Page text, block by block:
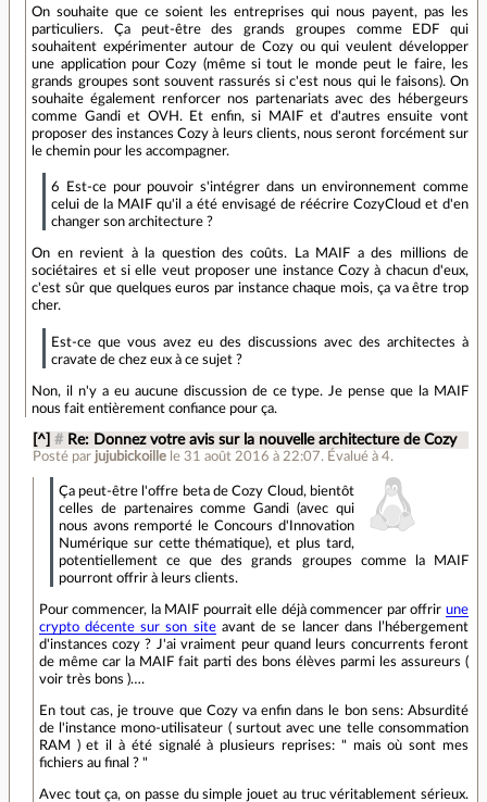
On souhaite que ce soient les entreprises qui nous payent, pas les
particuliers. Ça peut-être des grands groupes comme EDF qui
souhaitent expérimenter autour de Cozy ou qui veulent développer
une application pour Cozy (même si tout le monde peut le faire, les
grands groupes sont souvent rassurés si c'est nous qui le faisons). On
souhaite également renforcer nos partenariats avec des hébergeurs
comme Gandi et OVH. Et enfin, si MAIF et d'autres ensuite vont
proposer des instances Cozy à leurs clients, nous seront forcément sur
le chemin pour les accompagner.
6 Est-ce pour pouvoir s'intégrer dans un environnement comme
celui de la MAIF qu'il a été envisagé de réécrire CozyCloud et d'en
changer son architecture ?
On en revient à la question des coûts. La MAIF a des millions de
sociétaires et si elle veut proposer une instance Cozy à chacun d'eux,
c'est sûr que quelques euros par instance chaque mois, ça va être trop
cher.
Est-ce que vous avez eu des discussions avec des architectes à
cravate de chez eux à ce sujet ?
Non, il n'y a eu aucune discussion de ce type. Je pense que la MAIF
nous fait entièrement confiance pour ça.
[^] # Re: Donnez votre avis sur la nouvelle architecture de Cozy
Posté par jujubickoille le 31 août 2016 à 22:07. Évalué à 4.
Ça peut-être l'offre beta de Cozy Cloud, bientôt
celles de partenaires comme Gandi (avec qui
nous avons remporté le Concours d'Innovation
Numérique sur cette thématique), et plus tard,
potentiellement ce que des grands groupes comme la MAIF
pourront offrir à leurs clients.
Pour commencer, la MAIF pourrait elle déjà commencer par offrir une
crypto décente sur son siteavant de se lancer dans l’hébergement
d'instances cozy ? J'ai vraiment peur quand leurs concurrents feront
de même car la MAIF fait parti des bons élèves parmi les assureurs (
voir très bons )….
En tout cas, je trouve que Cozy va enfin dans le bon sens: Absurdité
de l'instance mono-utilisateur ( surtout avec une telle consommation
RAM ) et il à été signalé à plusieurs reprises: " mais où sont mes
fichiers au final ? "
Avec tout ça, on passe du simple jouet au truc véritablement sérieux.